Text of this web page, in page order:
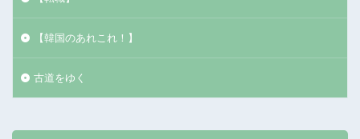
【韓国のあれこれ！】
古道をゆく